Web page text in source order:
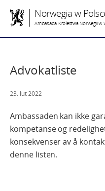
Norwegia w
Ambasada Królestwa Norwegii w
Advokatliste
23. lut 2022
Ambassaden kan ikke
kompetanse og
konsekvenser av å
denne listen.